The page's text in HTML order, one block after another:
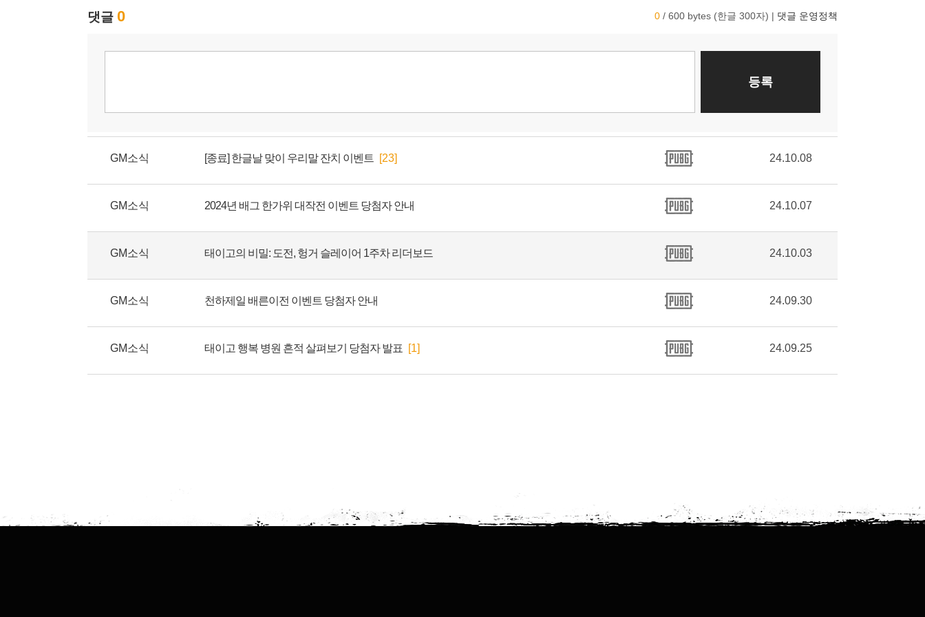
GM소식 [종료] 한글날 맞이 우리말 잔치 이벤트 [23] 24.10.08
GM소식 2024년 배그 한가위 대작전 이벤트 당첨자 안내 24.10.07
GM소식 태이고의 비밀: 도전, 헝거 슬레이어 1주차 리더보드 24.10.03
GM소식 천하제일 배른이전 이벤트 당첨자 안내 24.09.30
GM소식 태이고 행복 병원 흔적 살펴보기 당첨자 발표 [1] 24.09.25